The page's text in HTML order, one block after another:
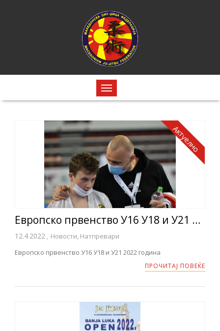
Актуелно
Европско првенство У16 У18 и У21 2022 година
12.4.2022 , Новости, Натпревари
Европско првенство У16 У18 и У21 2022 година
ПРОЧИТАЈ ПОВЕЌЕ